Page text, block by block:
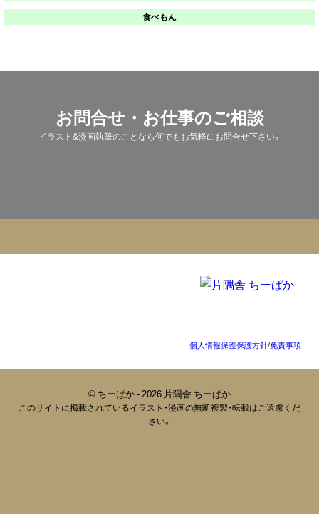
食べもん
お問合せ・お仕事のご相談
イラスト&漫画執筆のことなら何でもお気軽にお問合せ下さい。
個人情報保護保護方針/免責事項
© ちーぱか - 2026 片隅舎 ちーぱか
このサイトに掲載されているイラスト・漫画の無断複製・転載はご遠慮くだ
さい。